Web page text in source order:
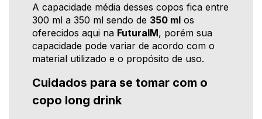
A capacidade média desses copos fica entre
300 ml a 350 ml sendo de 350 ml os
oferecidos aqui na FuturaIM, porém sua
capacidade pode variar de acordo com o
material utilizado e o propósito de uso.
Cuidados para se tomar com o
copo long drink